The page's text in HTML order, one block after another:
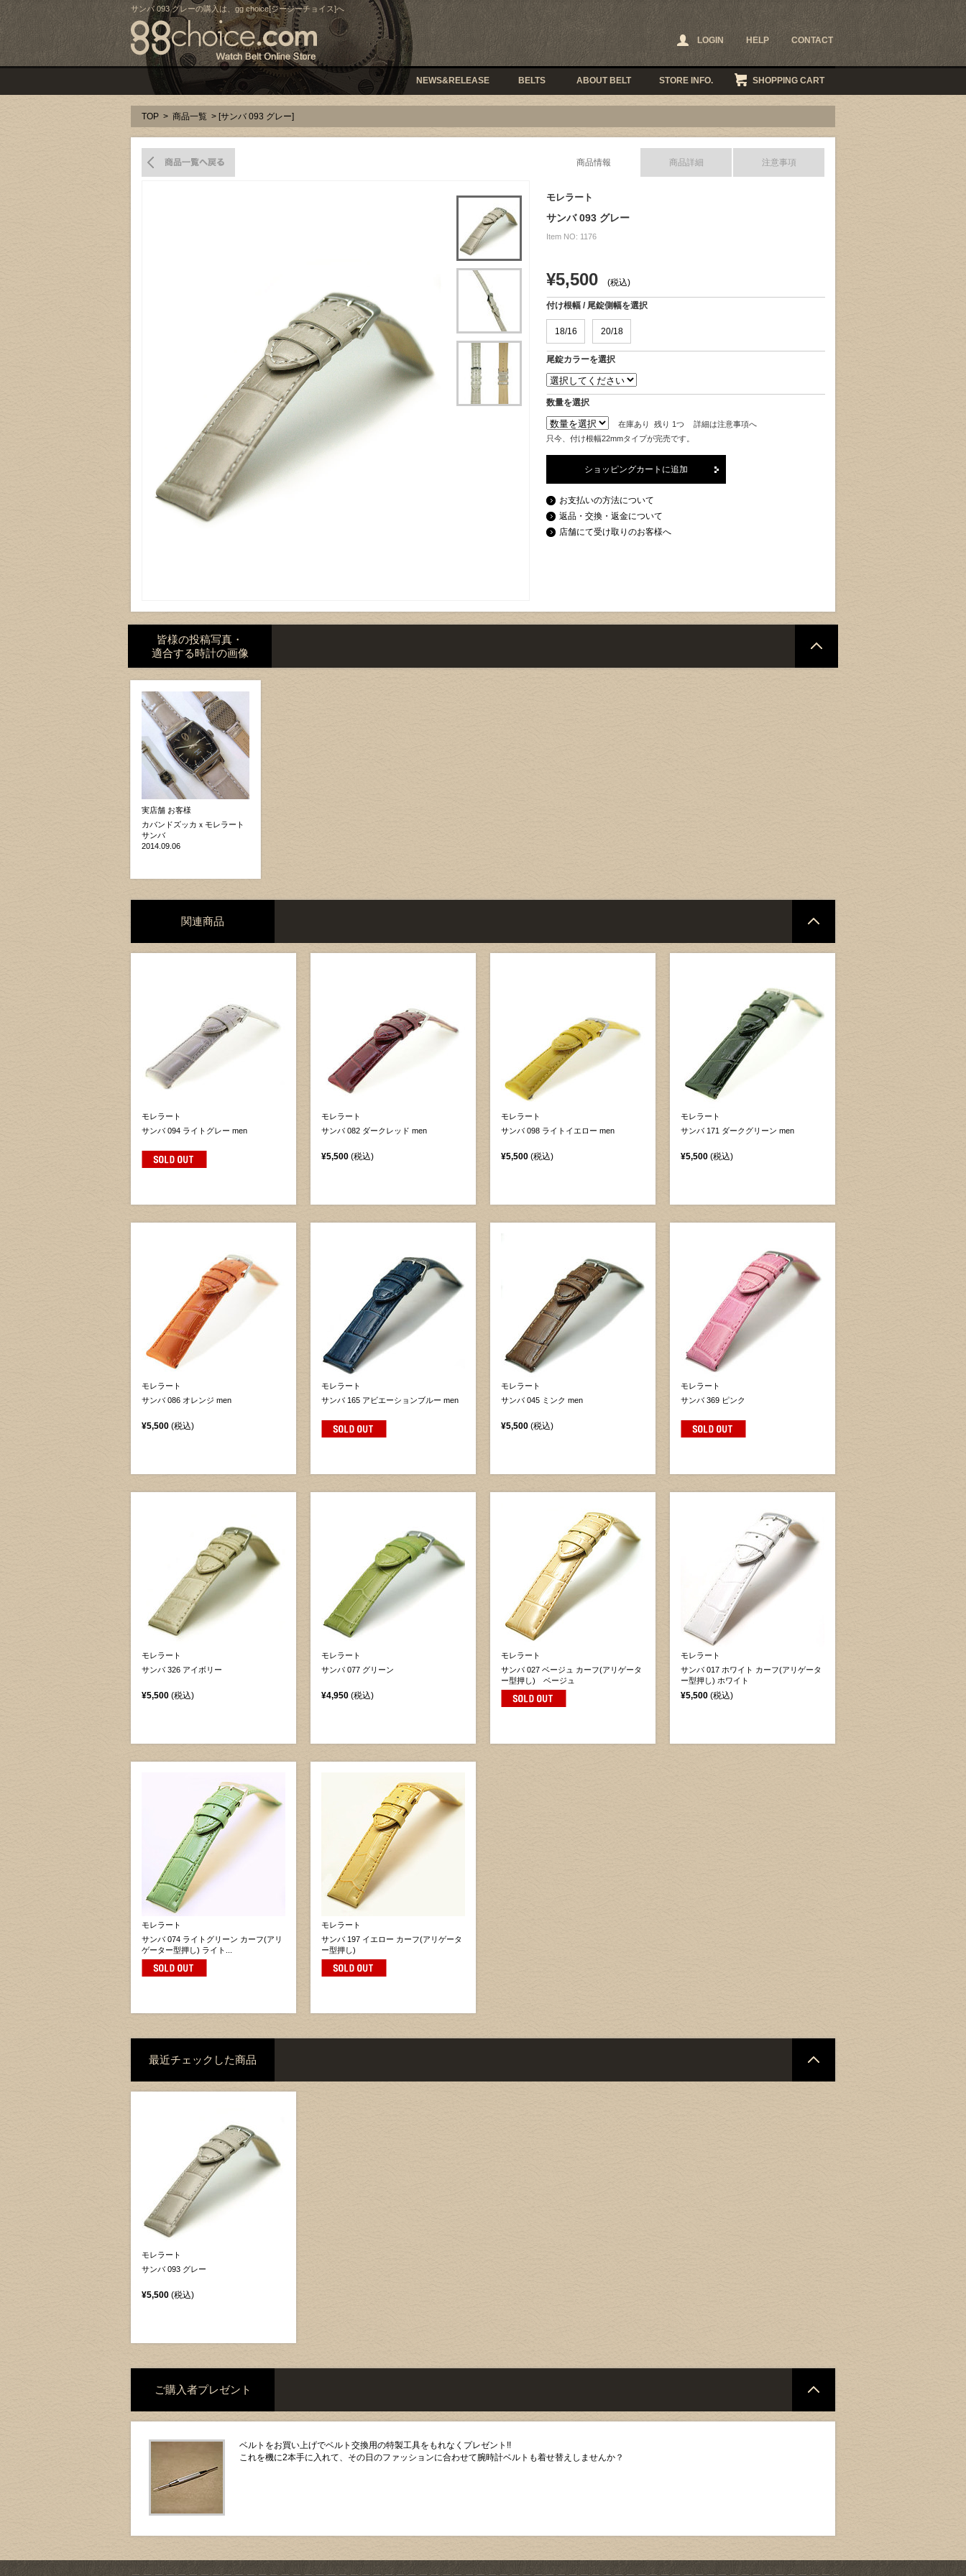
サンバ 093 グレーの購入は、gg choice[ジージーチョイス]へ
LOGIN HELP CONTACT
NEWS&RELEASE BELTS ABOUT BELT STORE INFO. SHOPPING CART
TOP > 商品一覧 > [サンバ 093 グレー]
商品情報 商品詳細 注意事項
モレラート
サンバ 093 グレー
Item NO: 1176
¥5,500 (税込)
付け根幅 / 尾錠側幅を選択
18/16 20/18
尾錠カラーを選択
数量を選択
在庫あり 残り 1つ
詳細は注意事項へ
只今、付け根幅22mmタイプが完売です。
ショッピングカートに追加
お支払いの方法について
返品・交換・返金について
店舗にて受け取りのお客様へ
皆様の投稿写真・
適合する時計の画像
実店舗 お客様
カバンドズッカｘモレラート
サンバ
2014.09.06
関連商品
モレラート
サンバ 094 ライトグレー men
モレラート
サンバ 082 ダークレッド men
¥5,500 (税込)
モレラート
サンバ 098 ライトイエロー men
¥5,500 (税込)
モレラート
サンバ 171 ダークグリーン men
¥5,500 (税込)
モレラート
サンバ 086 オレンジ men
¥5,500 (税込)
モレラート
サンバ 165 アビエーションブルー men
モレラート
サンバ 045 ミンク men
¥5,500 (税込)
モレラート
サンバ 369 ピンク
モレラート
サンバ 326 アイボリー
¥5,500 (税込)
モレラート
サンバ 077 グリーン
¥4,950 (税込)
モレラート
サンバ 027 ベージュ カーフ(アリゲータ
ー型押し) ベージュ
モレラート
サンバ 017 ホワイト カーフ(アリゲータ
ー型押し) ホワイト
¥5,500 (税込)
モレラート
サンバ 074 ライトグリーン カーフ(アリ
ゲーター型押し) ライト...
モレラート
サンバ 197 イエロー カーフ(アリゲータ
ー型押し)
最近チェックした商品
モレラート
サンバ 093 グレー
¥5,500 (税込)
ご購入者プレゼント
ベルトをお買い上げでベルト交換用の特製工具をもれなくプレゼント!!
これを機に2本手に入れて、その日のファッションに合わせて腕時計ベルトも着せ替えしませんか？